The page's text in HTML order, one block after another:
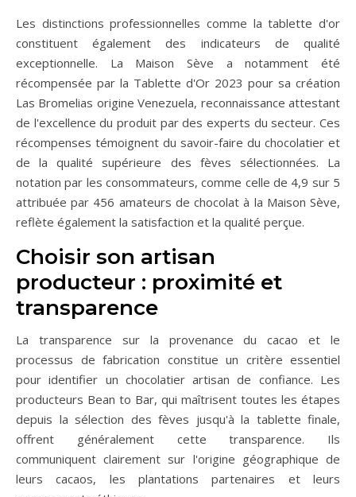
Les distinctions professionnelles comme la tablette d'or
constituent également des indicateurs de qualité
exceptionnelle. La Maison Sève a notamment été
récompensée par la Tablette d'Or 2023 pour sa création
Las Bromelias origine Venezuela, reconnaissance attestant
de l'excellence du produit par des experts du secteur. Ces
récompenses témoignent du savoir-faire du chocolatier et
de la qualité supérieure des fèves sélectionnées. La
notation par les consommateurs, comme celle de 4,9 sur 5
attribuée par 456 amateurs de chocolat à la Maison Sève,
reflète également la satisfaction et la qualité perçue.
Choisir son artisan
producteur : proximité et
transparence
La transparence sur la provenance du cacao et le
processus de fabrication constitue un critère essentiel
pour identifier un chocolatier artisan de confiance. Les
producteurs Bean to Bar, qui maîtrisent toutes les étapes
depuis la sélection des fèves jusqu'à la tablette finale,
offrent généralement cette transparence. Ils
communiquent clairement sur l'origine géographique de
leurs cacaos, les plantations partenaires et leurs